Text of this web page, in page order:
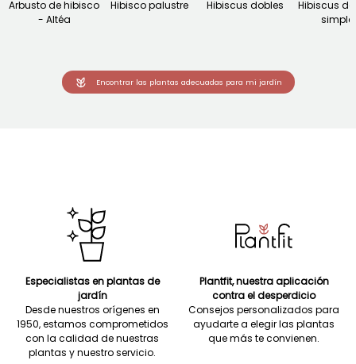
Arbusto de hibisco
- Altéa
Hibisco palustre Hibiscus dobles
Hibiscus
Encontrar las plantas adecuadas para mi jardín
Especialistas en plantas de
jardín
Desde nuestros orígenes en
1950, estamos comprometidos
con la calidad de nuestras
plantas y nuestro servicio.
Plantfit, nuestra aplicación
contra el desperdicio
Consejos personalizados para
ayudarte a elegir las plantas
que más te convienen.